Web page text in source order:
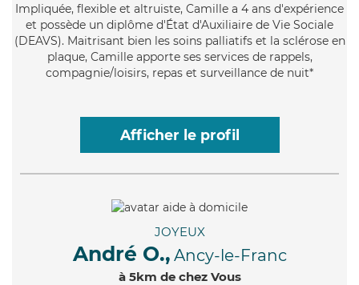
Impliquée, flexible et altruiste, Camille a 4 ans d'expérience
et possède un diplôme d'État d'Auxiliaire de Vie Sociale
(DEAVS). Maitrisant bien les soins palliatifs et la sclérose en
plaque, Camille apporte ses services de rappels,
compagnie/loisirs, repas et surveillance de nuit*
Afficher le profil
JOYEUX
André O., Ancy-le-Franc
à 5km de chez Vous